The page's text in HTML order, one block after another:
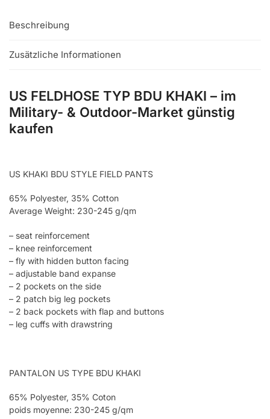
Beschreibung
Zusätzliche Informationen
US FELDHOSE TYP BDU KHAKI – im
Military- & Outdoor-Market günstig
kaufen
US KHAKI BDU STYLE FIELD PANTS
65% Polyester, 35% Cotton
Average Weight: 230-245 g/qm
– seat reinforcement
– knee reinforcement
– fly with hidden button facing
– adjustable band expanse
– 2 pockets on the side
– 2 patch big leg pockets
– 2 back pockets with flap and buttons
– leg cuffs with drawstring
PANTALON US TYPE BDU KHAKI
65% Polyester, 35% Coton
poids moyenne: 230-245 g/qm